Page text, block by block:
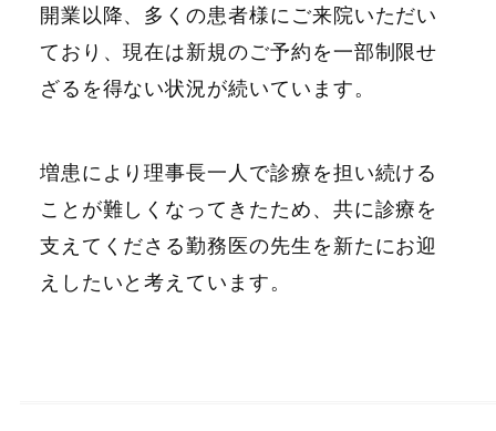
開業以降、多くの患者様にご来院いただい
ており、現在は新規のご予約を一部制限せ
ざるを得ない状況が続いています。
増患により理事長一人で診療を担い続ける
ことが難しくなってきたため、共に診療を
支えてくださる勤務医の先生を新たにお迎
えしたいと考えています。